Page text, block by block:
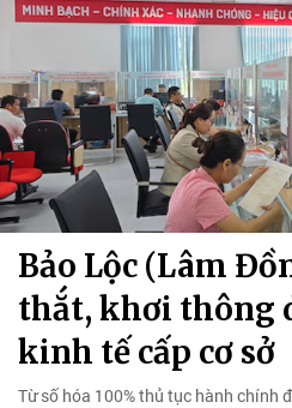
Bảo Lộc (Lâm
thắt, khơi thông
kinh tế cấp cơ sở
Từ số hóa 100% thủ tục hành chính